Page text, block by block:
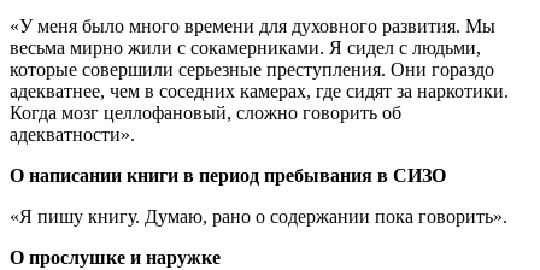
«У меня было много времени для духовного развития. Мы
весьма мирно жили с сокамерниками. Я сидел с людьми,
которые совершили серьезные преступления. Они гораздо
адекватнее, чем в соседних камерах, где сидят за наркотики.
Когда мозг целлофановый, сложно говорить об
адекватности».
О написании книги в период пребывания в СИЗО
«Я пишу книгу. Думаю, рано о содержании пока говорить».
О прослушке и наружке